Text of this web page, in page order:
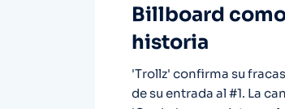
Billboard
historia
'Trollz' confirma su
de su entrada al #1. La